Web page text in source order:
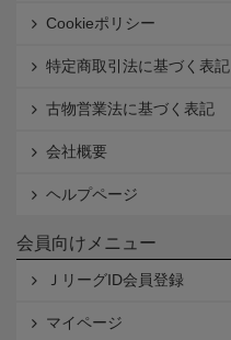
Cookieポリシー
特定商取引法に基づく表記
古物営業法に基づく表記
会社概要
ヘルプページ
会員向けメニュー
ＪリーグID会員登録
マイページ